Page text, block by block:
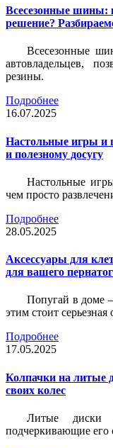
Всесезонные шины:
решение?
Всесезонные
автовладельцев,
резины.
Подробнее
16.07.2025
Настольные игры и
и полезному досугу
Настольные
чем просто
Подробнее
28.05.2025
Аксессуары для
для вашего
Попугай в доме
этим стоит серьезная
Подробнее
17.05.2025
Колпачки на литые
своих колес
Литые диски
подчеркивающие его